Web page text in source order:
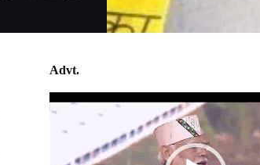
Advt.
Video